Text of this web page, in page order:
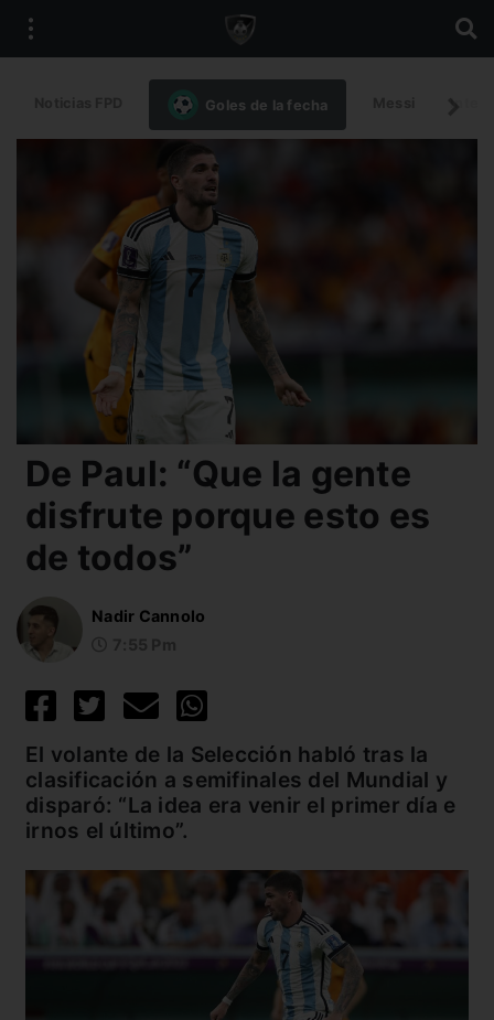
Goles de la fecha
De Paul: “Que la gente
disfrute porque esto es
de todos”
Nadir Cannolo
El volante de la Selección habló tras la
clasificación a semifinales del Mundial y
disparó: “La idea era venir el primer día e
irnos el último”.